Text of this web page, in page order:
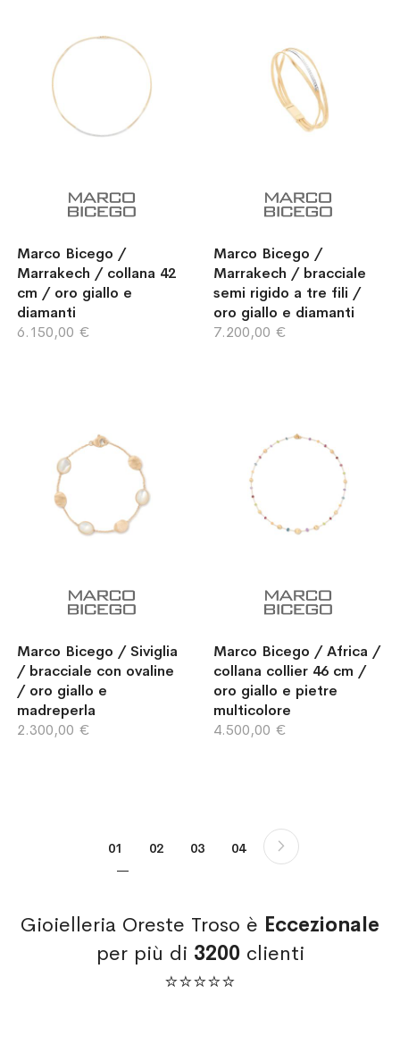
Marco Bicego /
Marrakech / collana 42
cm / oro giallo e
diamanti
6.150,00 €
Marco Bicego /
Marrakech / bracciale
semi rigido a tre fili /
oro giallo e diamanti
7.200,00 €
Marco Bicego / Siviglia
/ bracciale con ovaline
/ oro giallo e
madreperla
2.300,00 €
Marco Bicego / Africa /
collana collier 46 cm /
oro giallo e pietre
multicolore
4.500,00 €
Attualmente stai leggendo la pagina
01 Pagina
02 Pagina
03 Pagina
04 Pagina
Successivo
Gioielleria Oreste Troso è Eccezionale
per più di 3200clienti
⭐⭐⭐⭐⭐